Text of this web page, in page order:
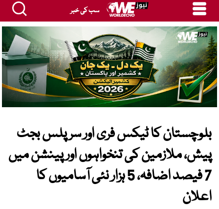
سب کی خبر
بلوچستان کا ٹیکس فری اور سرپلس بجٹ
پیش، ملازمین کی تنخواہوں اور پینشن میں
7 فیصد اضافہ، 5 ہزار نئی آسامیوں کا
اعلان